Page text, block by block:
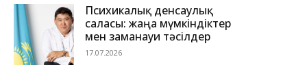
Психикалық денсаулық
саласы: жаңа мүмкіндіктер
мен заманауи тәсілдер
17.07.2026